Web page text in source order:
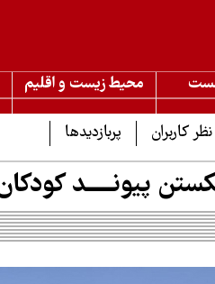
محیط زیست و اقلیم
نظر کاربران پربازدیدها
پیونـــــد